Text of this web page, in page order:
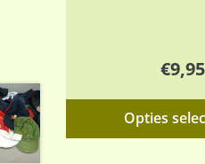
€9,95
Opties